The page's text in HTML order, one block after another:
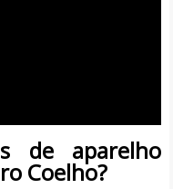
de aparelho
Coelho?